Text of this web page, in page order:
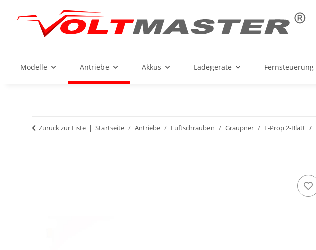
Modelle Antriebe Akkus Ladegeräte Fernsteuerung
Zurück zur Liste Startseite Antriebe Luftschrauben Graupner E-Prop 2-Blatt